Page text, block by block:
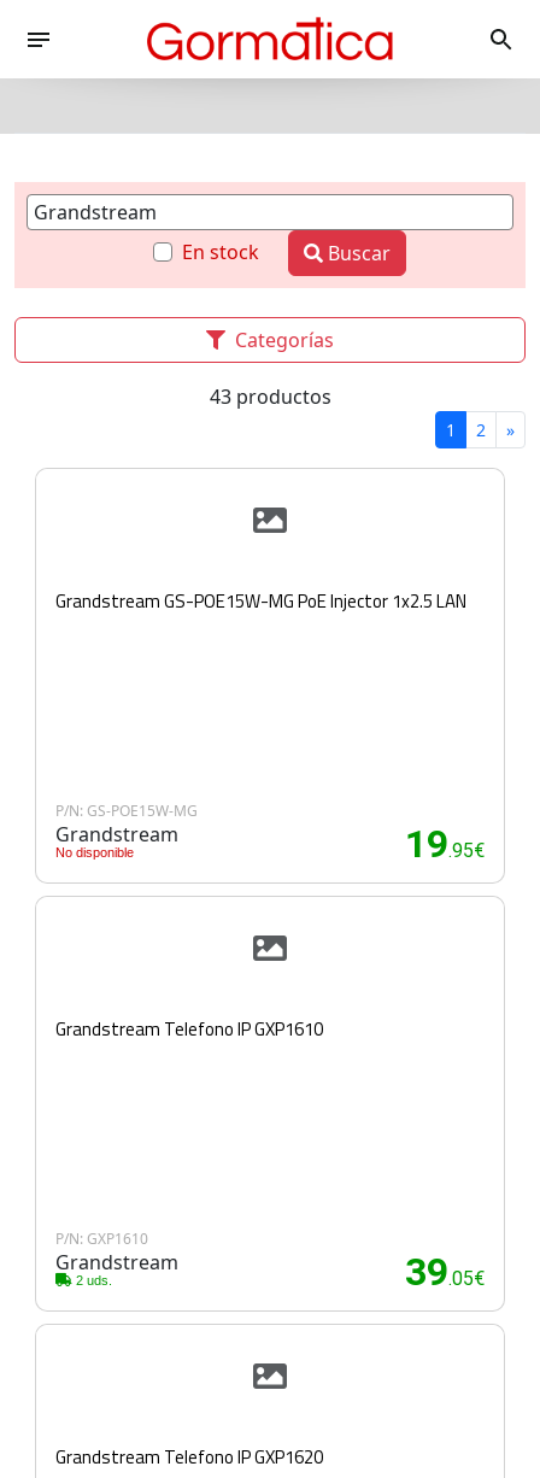
En stock Buscar
Categorías
43 productos
1 2 »
Grandstream GS-POE15W-MG PoE Injector 1x2.5 LAN
P/N: GS-POE15W-MG
Grandstream
No disponible 19.95€
Grandstream Telefono IP GXP1610
P/N: GXP1610
Grandstream
2 uds. 39.05€
Grandstream Telefono IP GXP1620